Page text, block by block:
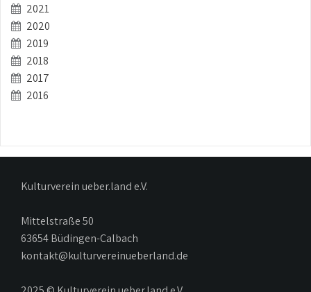
2021
2020
2019
2018
2017
2016
Kulturverein ueber.land e.V.
Mittelstraße 50
63654 Büdingen-Calbach
kontakt@kulturvereinueberland.de